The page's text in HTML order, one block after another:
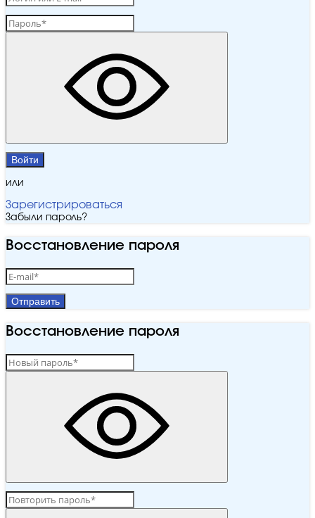
Войти
или
Зарегистрироваться
Забыли пароль?
Восстановление пароля
Отправить
Восстановление пароля